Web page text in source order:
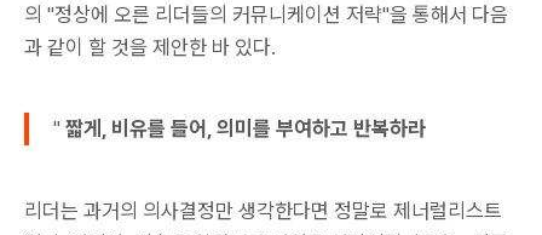
의 "정상에 오른 리더들의 커뮤니케이션 저략"을 통해서 다음
과 같이 할 것을 제안한 바 있다.
" 짧게, 비유를 들어, 의미를 부여하고 반복하라
리더는 과거의 의사결정만 생각한다면 정말로 제너럴리스트